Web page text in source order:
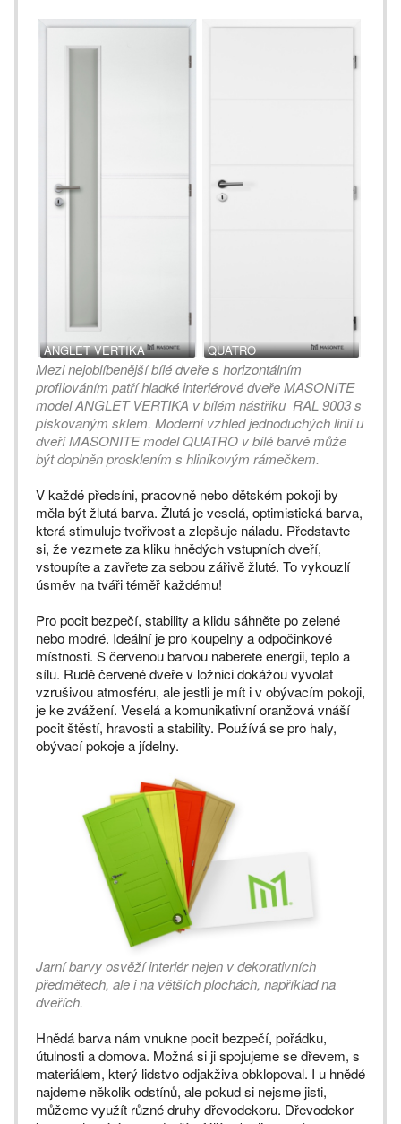
ANGLET VERTIKA QUATRO
Mezi nejoblíbenější bílé dveře s horizontálním
profilováním patří hladké interiérové dveře MASONITE
model ANGLET VERTIKA v bílém nástřiku RAL 9003 s
pískovaným sklem. Moderní vzhled jednoduchých linií u
dveří MASONITE model QUATRO v bílé barvě může
být doplněn prosklením s hliníkovým rámečkem.
V každé předsíni, pracovně nebo dětském pokoji by
měla být žlutá barva. Žlutá je veselá, optimistická barva,
která stimuluje tvořivost a zlepšuje náladu. Představte
si, že vezmete za kliku hnědých vstupních dveří,
vstoupíte a zavřete za sebou zářivě žluté. To vykouzlí
úsměv na tváři téměř každému!
Pro pocit bezpečí, stability a klidu sáhněte po zelené
nebo modré. Ideální je pro koupelny a odpočinkové
místnosti. S červenou barvou naberete energii, teplo a
sílu. Rudě červené dveře v ložnici dokážou vyvolat
vzrušivou atmosféru, ale jestli je mít i v obývacím pokoji,
je ke zvážení. Veselá a komunikativní oranžová vnáší
pocit štěstí, hravosti a stability. Používá se pro haly,
obývací pokoje a jídelny.
Jarní barvy osvěží interiér nejen v dekorativních
předmětech, ale i na větších plochách, například na
dveřích.
Hnědá barva nám vnukne pocit bezpečí, pořádku,
útulnosti a domova. Možná si ji spojujeme se dřevem, s
materiálem, který lidstvo odjakživa obklopoval. I u hnědé
najdeme několik odstínů, ale pokud si nejsme jisti,
můžeme využít různé druhy dřevodekoru. Dřevodekor